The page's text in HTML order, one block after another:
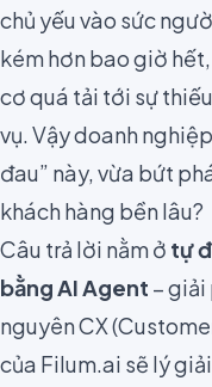
chủ yếu vào sức
kém hơn bao giờ
cơ quá tải tới sự
vụ. Vậy doanh
đau” này, vừa bứt
khách hàng bền lâu?
Câu trả lời nằm ở tự
bằng AI Agent – giải
nguyên CX
của Filum.ai sẽ lý